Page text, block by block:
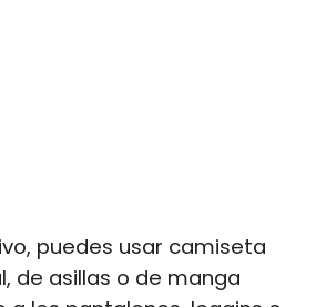
puedes usar camiseta
de asillas o de manga